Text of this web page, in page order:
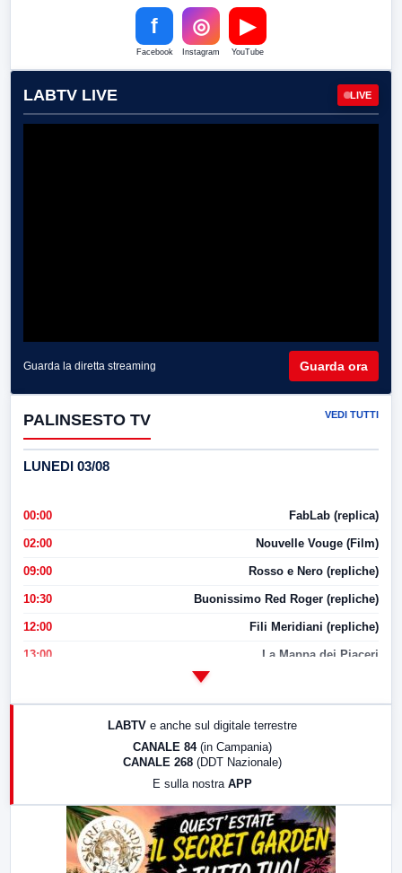
f
Facebook
◎
Instagram
▶
YouTube
LABTV LIVE LIVE
Guarda la diretta streaming Guarda ora
PALINSESTO TV VEDI TUTTI
LUNEDI 03/08
00:00 FabLab (replica)
02:00 Nouvelle Vouge (Film)
09:00 Rosso e Nero (repliche)
10:30 Buonissimo Red Roger (repliche)
12:00 Fili Meridiani (repliche)
13:00 La Mappa dei Piaceri
LabNews (replica)
LABTV e anche sul digitale terrestre
CANALE 84 (in Campania)
CANALE 268 (DDT Nazionale)
E sulla nostra APP